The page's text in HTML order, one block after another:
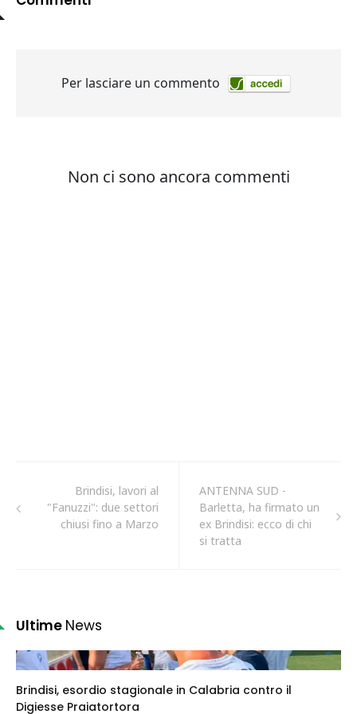
Brindisi, lavori al
"Fanuzzi": due settori
chiusi fino a Marzo
ANTENNA SUD -
Barletta, ha firmato un
ex Brindisi: ecco di chi
si tratta
Ultime News
Brindisi, esordio stagionale in Calabria contro il
Digiesse Praiatortora